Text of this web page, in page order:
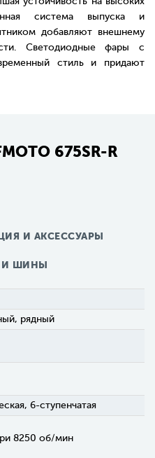
система выпуска и
добавляют внешнему
Светодиодные фары с
стиль и придают
675SR-R
И АКСЕССУАРЫ
И ШИНЫ
рядный
6-ступенчатая
8250 об/мин